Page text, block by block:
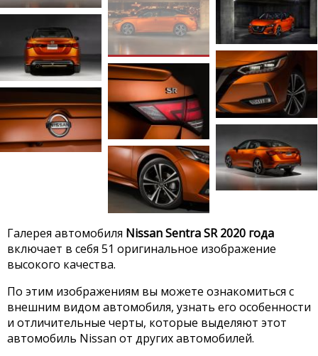
Галерея автомобиля Nissan Sentra SR 2020 года
включает в себя 51 оригинальное изображение
высокого качества.
По этим изображениям вы можете ознакомиться с
внешним видом автомобиля, узнать его особенности
и отличительные черты, которые выделяют этот
автомобиль Nissan от других автомобилей.